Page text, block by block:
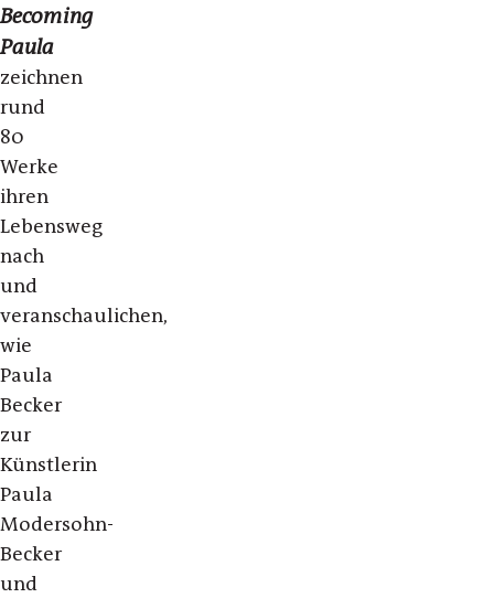
Becoming
Paula
zeichnen
rund
80
Werke
ihren
Lebensweg
nach
und
veranschaulichen,
wie
Paula
Becker
zur
Künstlerin
Paula
Modersohn-
Becker
und